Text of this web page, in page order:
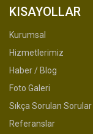
KISAYOLLAR
Kurumsal
Hizmetlerimiz
Haber / Blog
Foto Galeri
Sıkça Sorulan Sorular
Referanslar